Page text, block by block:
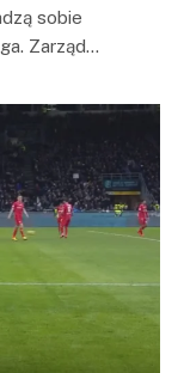
sobie
Zarząd…